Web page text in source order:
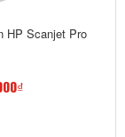
HP Scanjet Pro